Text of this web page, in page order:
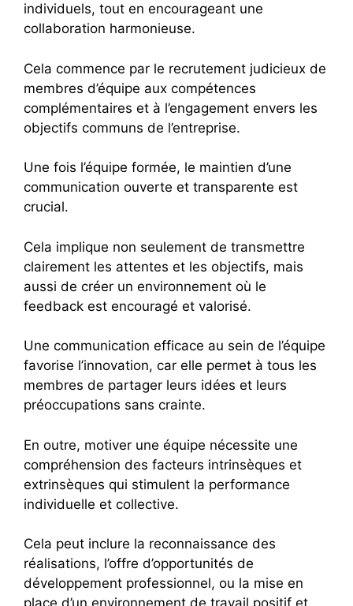
individuels, tout en encourageant une
collaboration harmonieuse.
Cela commence par le recrutement judicieux de
membres d’équipe aux compétences
complémentaires et à l’engagement envers les
objectifs communs de l’entreprise.
Une fois l’équipe formée, le maintien d’une
communication ouverte et transparente est
crucial.
Cela implique non seulement de transmettre
clairement les attentes et les objectifs, mais
aussi de créer un environnement où le
feedback est encouragé et valorisé.
Une communication efficace au sein de l’équipe
favorise l’innovation, car elle permet à tous les
membres de partager leurs idées et leurs
préoccupations sans crainte.
En outre, motiver une équipe nécessite une
compréhension des facteurs intrinsèques et
extrinsèques qui stimulent la performance
individuelle et collective.
Cela peut inclure la reconnaissance des
réalisations, l’offre d’opportunités de
développement professionnel, ou la mise en